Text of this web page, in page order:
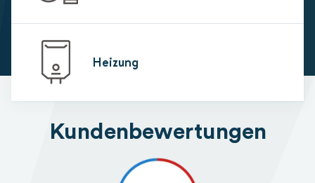
Heizung
Kundenbewertungen